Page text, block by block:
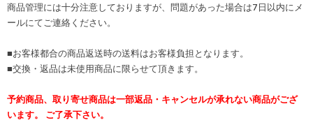
商品管理には十分注意しておりますが、問題があった場合は7日以内にメ
ールにてご連絡ください。
■お客様都合の商品返送時の送料はお客様負担となります。
■交換・返品は未使用商品に限らせて頂きます。
予約商品、取り寄せ商品は一部返品・キャンセルが承れない商品がござ
います。 ご了承下さい。